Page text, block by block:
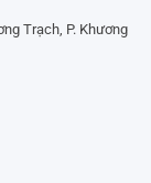
Trạch, P. Khương